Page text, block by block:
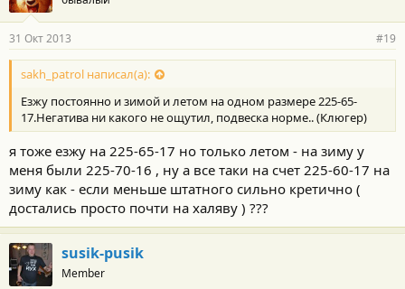
31 Окт 2013 #19
sakh_patrol написал(а):
Езжу постоянно и зимой и летом на одном размере 225-65-
17.Негатива ни какого не ощутил, подвеска норме.. (Клюгер)
я тоже езжу на 225-65-17 но только летом - на зиму у
меня были 225-70-16 , ну а все таки на счет 225-60-17 на
зиму как - если меньше штатного сильно кретично (
достались просто почти на халяву ) ???
susik-pusik
Member